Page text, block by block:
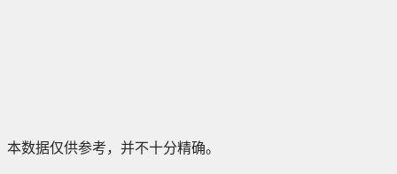
本数据仅供参考，并不十分精确。